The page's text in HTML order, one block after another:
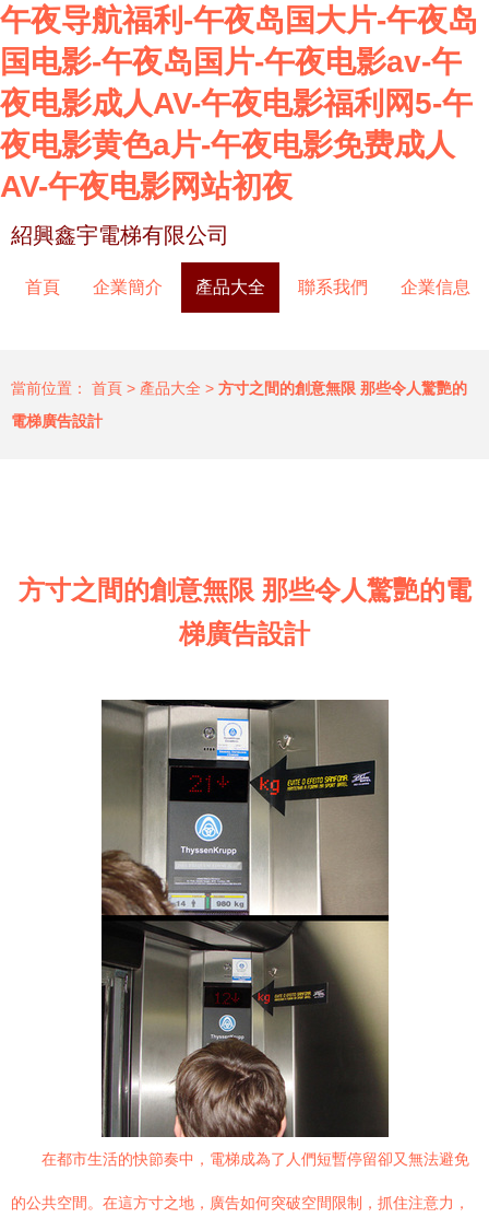
午夜导航福利-午夜岛国大片-午夜岛
国电影-午夜岛国片-午夜电影av-午
夜电影成人AV-午夜电影福利网5-午
夜电影黄色a片-午夜电影免费成人
AV-午夜电影网站初夜
紹興鑫宇電梯有限公司
首頁 企業簡介 產品大全 聯系我們 企業信息
當前位置： 首頁 > 產品大全 > 方寸之間的創意無限 那些令人驚艷的
電梯廣告設計
方寸之間的創意無限 那些令人驚艷的電
梯廣告設計
在都市生活的快節奏中，電梯成為了人們短暫停留卻又無法避免
的公共空間。在這方寸之地，廣告如何突破空間限制，抓住注意力，